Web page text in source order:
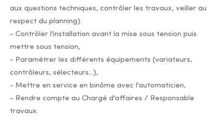
aux questions techniques, contrôler les travaux, veiller au
respect du planning).
- Contrôler l'installation avant la mise sous tension puis
mettre sous tension,
- Paramétrer les différents équipements (variateurs,
contrôleurs, sélecteurs...),
- Mettre en service en binôme avec l'automaticien,
- Rendre compte au Chargé d'affaires / Responsable
travaux.